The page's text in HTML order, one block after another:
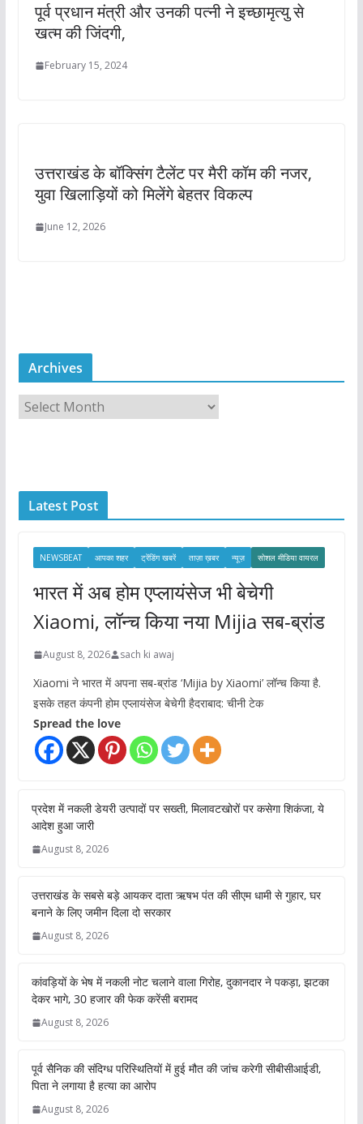
पूर्व प्रधान मंत्री और उनकी पत्नी ने इच्छामृत्यु से
खत्म की जिंदगी,
February 15, 2024
उत्तराखंड के बॉक्सिंग टैलेंट पर मैरी कॉम की नजर,
युवा खिलाड़ियों को मिलेंगे बेहतर विकल्प
June 12, 2026
Archives
r
e
Latest Post
NEWSBEAT आपका शहर ट्रेंडिंग खबरें ताज़ा ख़बर न्यूज़ सोशल मीडिया वायरल
भारत में अब होम एप्लायंसेज भी बेचेगी
Xiaomi, लॉन्च किया नया Mijia सब-ब्रांड
August 8, 2026 sach ki awaj
Xiaomi ने भारत में अपना सब-ब्रांड ‘Mijia by Xiaomi’ लॉन्च किया है.
इसके तहत कंपनी होम एप्लायंसेज बेचेगी हैदराबाद: चीनी टेक
Spread the love
प्रदेश में नकली डेयरी उत्पादों पर सख्ती, मिलावटखोरों पर कसेगा शिकंजा, ये
आदेश हुआ जारी
August 8, 2026
उत्तराखंड के सबसे बड़े आयकर दाता ऋषभ पंत की सीएम धामी से गुहार, घर
बनाने के लिए जमीन दिला दो सरकार
August 8, 2026
कांवड़ियों के भेष में नकली नोट चलाने वाला गिरोह, दुकानदार ने पकड़ा, झटका
देकर भागे, 30 हजार की फेक करेंसी बरामद
August 8, 2026
पूर्व सैनिक की संदिग्ध परिस्थितियों में हुई मौत की जांच करेगी सीबीसीआईडी,
पिता ने लगाया है हत्या का आरोप
August 8, 2026